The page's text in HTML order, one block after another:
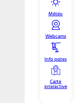
Météo
Webcams
Info pistes
Carte
interactive